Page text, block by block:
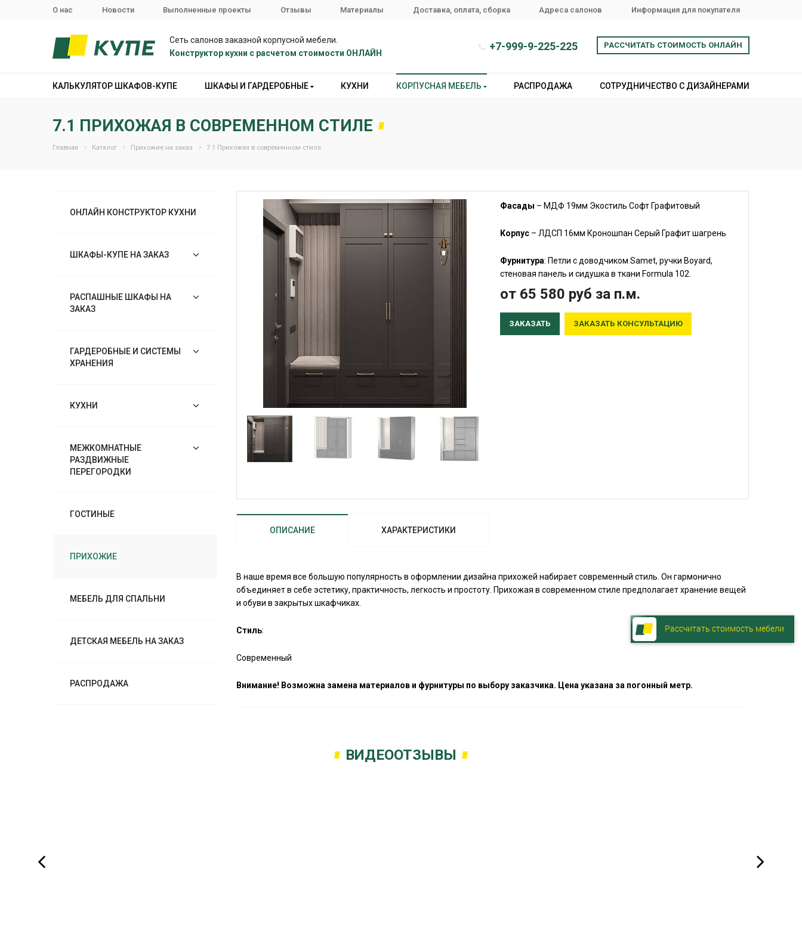
О нас Новости Выполненные проекты Отзывы Материалы Доставка, оплата, сборка Адреса салонов Информация для покупателя
Сеть салонов заказной корпусной мебели.
Конструктор кухни с расчетом стоимости ОНЛАЙН
+7-999-9-225-225 РАССЧИТАТЬ СТОИМОСТЬ ОНЛАЙН
КАЛЬКУЛЯТОР ШКАФОВ-КУПЕ ШКАФЫ И ГАРДЕРОБНЫЕ КУХНИ КОРПУСНАЯ МЕБЕЛЬ РАСПРОДАЖА СОТРУДНИЧЕСТВО С ДИЗАЙНЕРАМИ
7.1 ПРИХОЖАЯ В СОВРЕМЕННОМ СТИЛЕ
Главная Каталог Прихожие на заказ 7.1 Прихожая в современном стиле
ОНЛАЙН КОНСТРУКТОР КУХНИ
ШКАФЫ-КУПЕ НА ЗАКАЗ
РАСПАШНЫЕ ШКАФЫ НА
ЗАКАЗ
ГАРДЕРОБНЫЕ И СИСТЕМЫ
ХРАНЕНИЯ
КУХНИ
МЕЖКОМНАТНЫЕ
РАЗДВИЖНЫЕ
ПЕРЕГОРОДКИ
ГОСТИНЫЕ
ПРИХОЖИЕ
МЕБЕЛЬ ДЛЯ СПАЛЬНИ
ДЕТСКАЯ МЕБЕЛЬ НА ЗАКАЗ
РАСПРОДАЖА
Фасады – МДФ 19мм Экостиль Софт Графитовый
Корпус – ЛДСП 16мм Кроношпан Серый Графит шагрень
Фурнитура: Петли с доводчиком Samet, ручки Boyard,
стеновая панель и сидушка в ткани Formula 102.
от 65 580 руб за п.м.
ЗАКАЗАТЬ ЗАКАЗАТЬ КОНСУЛЬТАЦИЮ
ОПИСАНИЕ ХАРАКТЕРИСТИКИ
В наше время все большую популярность в оформлении дизайна прихожей набирает современный стиль. Он гармонично
объединяет в себе эстетику, практичность, легкость и простоту. Прихожая в современном стиле предполагает хранение вещей
и обуви в закрытых шкафчиках.
Стиль:
Современный
Внимание! Возможна замена материалов и фурнитуры по выбору заказчика. Цена указана за погонный метр.
ВИДЕООТЗЫВЫ
Рассчитать стоимость мебели